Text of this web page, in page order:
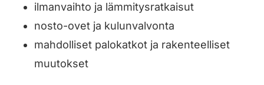
ilmanvaihto ja lämmitysratkaisut
nosto-ovet ja kulunvalvonta
mahdolliset palokatkot ja rakenteelliset
muutokset